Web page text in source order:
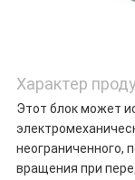
Характер
Этот блок может
неограниченного,
вращения при